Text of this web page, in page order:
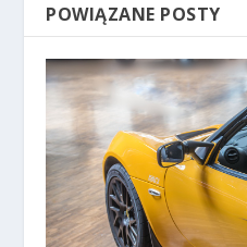
POWIĄZANE POSTY